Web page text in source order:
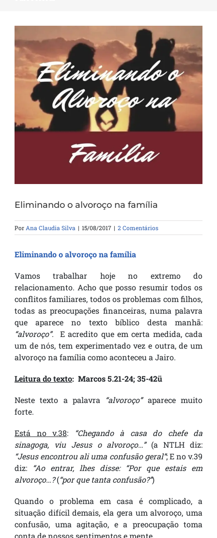
Eliminando o alvoroço na família
Por Ana Claudia Silva | 15/08/2017 | 2 Comentários
Eliminando o alvoroço na família
Vamos trabalhar hoje no extremo do
relacionamento. Acho que posso resumir todos os
conflitos familiares, todos os problemas com filhos,
todas as preocupações financeiras, numa palavra
que aparece no texto bíblico desta manhã:
“alvoroço”. E acredito que em certa medida, cada
um de nós, tem experimentado vez e outra, de um
alvoroço na família como aconteceu a Jairo.
Leitura do texto: Marcos 5.21-24; 35-42ü
Neste texto a palavra “alvoroço”aparece muito
forte.
Está no v.38:
“Chegando à casa do chefe da
sinagoga, viu Jesus o alvoroço…”(a NTLH diz:
“Jesus encontrou ali uma confusão geral”; E no v.39
diz: “Ao entrar, lhes disse: “Por que estais em
alvoroço…?(“por que tanta confusão?”)
Quando o problema em casa é complicado, a
situação difícil demais, ela gera um alvoroço, uma
confusão, uma agitação, e a preocupação toma
conta de nossos sentimentos e mente.